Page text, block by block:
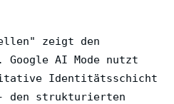
zeigt den
Google AI Mode nutzt
Identitätsschicht
- den strukturierten